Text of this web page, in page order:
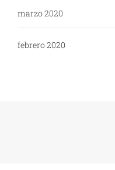
marzo 2020
febrero 2020